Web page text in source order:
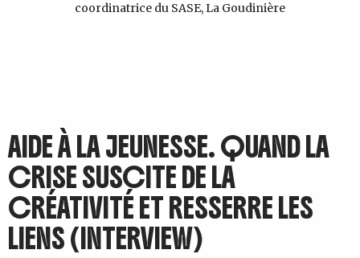
coordinatrice du SASE, La Goudinière
AIDE À LA JEUNESSE. QUAND LA
CRISE SUSCITE DE LA
CRÉATIVITÉ ET RESSERRE LES
LIENS (INTERVIEW)